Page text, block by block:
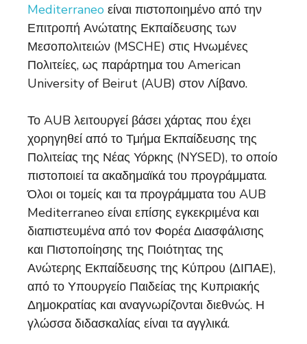
Mediterraneo είναι πιστοποιημένο από την
Επιτροπή Ανώτατης Εκπαίδευσης των
Μεσοπολιτειών (MSCHE) στις Ηνωμένες
Πολιτείες, ως παράρτημα του American
University of Beirut (AUB) στον Λίβανο.
Το AUB λειτουργεί βάσει χάρτας που έχει
χορηγηθεί από το Τμήμα Εκπαίδευσης της
Πολιτείας της Νέας Υόρκης (NYSED), το οποίο
πιστοποιεί τα ακαδημαϊκά του προγράμματα.
Όλοι οι τομείς και τα προγράμματα του AUB
Mediterraneo είναι επίσης εγκεκριμένα και
διαπιστευμένα από τον Φορέα Διασφάλισης
και Πιστοποίησης της Ποιότητας της
Ανώτερης Εκπαίδευσης της Κύπρου (ΔΙΠΑΕ),
από το Υπουργείο Παιδείας της Κυπριακής
Δημοκρατίας και αναγνωρίζονται διεθνώς. Η
γλώσσα διδασκαλίας είναι τα αγγλικά.